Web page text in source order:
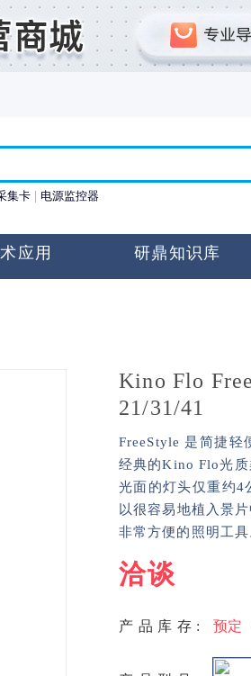
集卡 电源监控器
应用 研鼎知识库
Kino Flo
21/31/41
FreeStyle 是简捷轻
经典的Kino Flo光质
光面的灯头仅重约4
以很容易地植入景
非常方便的照明工具
洽谈
产品库存: 预定